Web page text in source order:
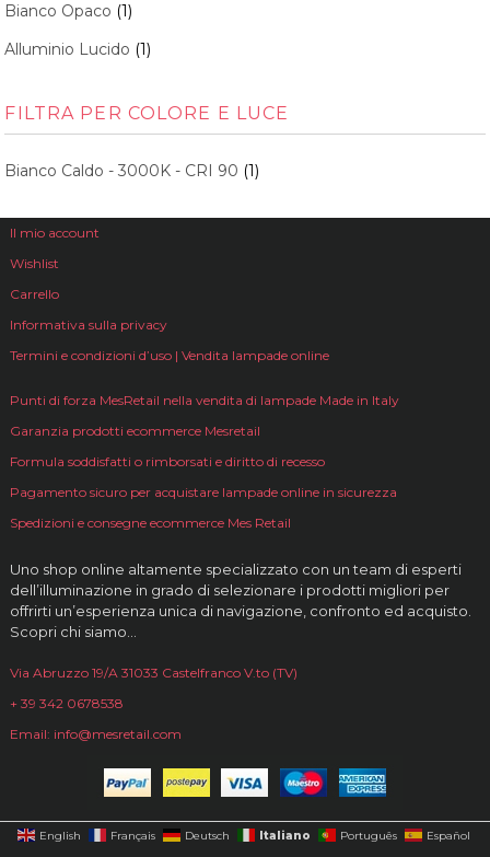
Bianco Opaco (1)
Alluminio Lucido (1)
FILTRA PER COLORE E LUCE
Bianco Caldo - 3000K - CRI 90 (1)
Il mio account
Wishlist
Carrello
Informativa sulla privacy
Termini e condizioni d’uso | Vendita lampade online
Punti di forza MesRetail nella vendita di lampade Made in Italy
Garanzia prodotti ecommerce Mesretail
Formula soddisfatti o rimborsati e diritto di recesso
Pagamento sicuro per acquistare lampade online in sicurezza
Spedizioni e consegne ecommerce Mes Retail
Uno shop online altamente specializzato con un team di esperti
dell’illuminazione in grado di selezionare i prodotti migliori per
offrirti un’esperienza unica di navigazione, confronto ed acquisto.
Scopri chi siamo…
Via Abruzzo 19/A 31033 Castelfranco V.to (TV)
+ 39 342 0678538
Email: info@mesretail.com
English Français Deutsch Italiano Português Español